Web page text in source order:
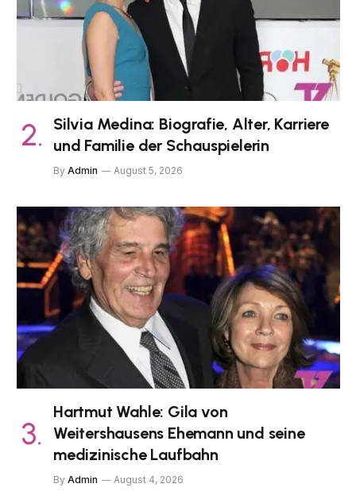
Silvia Medina: Biografie, Alter, Karriere
und Familie der Schauspielerin
By Admin August 5, 2026
Hartmut Wahle: Gila von
Weitershausens Ehemann und seine
medizinische Laufbahn
By Admin August 4, 2026